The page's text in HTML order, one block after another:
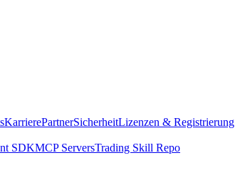
KarrierePartnerSicherheitLizenzen & Registrierung
SDKMCP ServersTrading Skill Repo